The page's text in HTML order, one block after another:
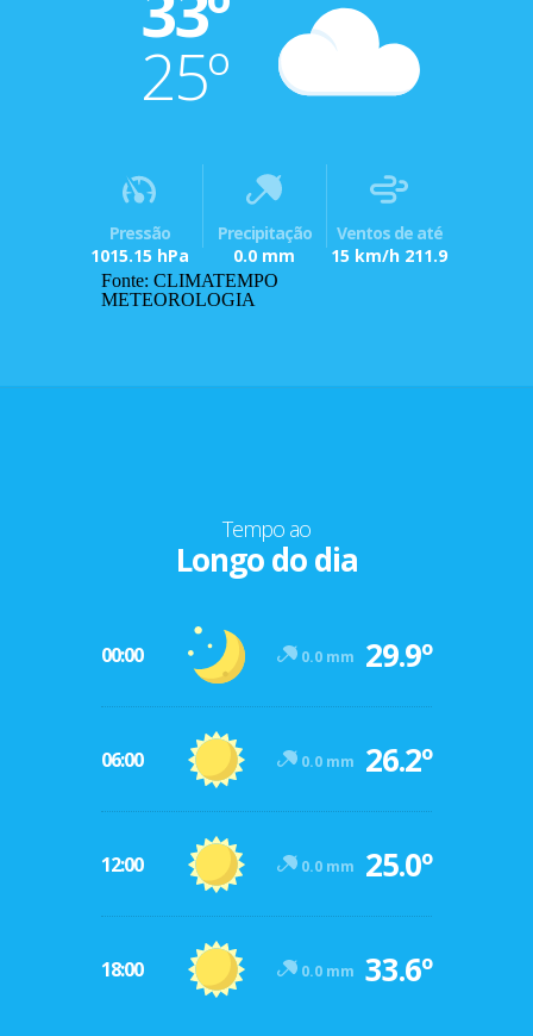
25º
Pressão
1015.15 hPa
Precipitação
0.0 mm
Ventos de até
15 km/h 211.9
Fonte: CLIMATEMPO
METEOROLOGIA
Tempo ao
Longo do dia
00:00 0.0 mm 29.9º
06:00 0.0 mm 26.2º
12:00 0.0 mm 25.0º
18:00 0.0 mm 33.6º